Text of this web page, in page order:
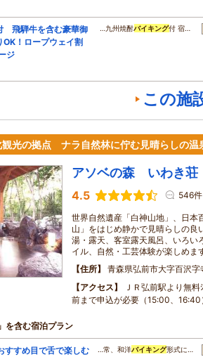
飛騨牛を含む豪華御
！ロープウェイ割
ジ
…九州焼酎バイキング付 宿…
この施
観光の拠点 ナラ自然林に佇む見晴らしの温
アソベの森 いわき荘
4.5 546件
世界自然遺産「白神山地」、日本
山」をはじめ静かで見晴らしの良
湯・露天、客室露天風呂、いろい
イル、自然・工芸体験が楽しめま
住所
青森県弘前市大字百沢
アクセス
ＪＲ弘前駅より無
前まで申込が必要（15:00、16:40
を含む宿泊プラン
すすめ目で舌で楽しむ
…常、和洋バイキング形式に…